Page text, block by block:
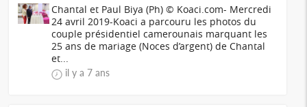
Chantal et Paul Biya (Ph) © Koaci.com- Mercredi
24 avril 2019-Koaci a parcouru les photos du
couple présidentiel camerounais marquant les
25 ans de mariage (Noces d’argent) de Chantal
et...
il y a 7 ans